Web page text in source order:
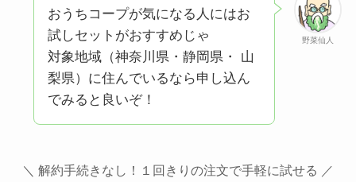
野菜仙人
おうちコープが気になる人にはお
試しセットがおすすめじゃ
対象地域（神奈川県・静岡県・ 山
梨県）に住んでいるなら申し込ん
でみると良いぞ！
＼ 解約手続きなし！１回きりの注文で手軽に試せる ／